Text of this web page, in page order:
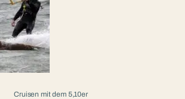
Cruisen mit dem 5,10er